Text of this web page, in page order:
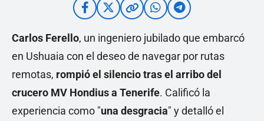
Carlos Ferello, un ingeniero jubilado que embarcó
en Ushuaia con el deseo de navegar por rutas
remotas, rompió el silencio tras el arribo del
crucero MV Hondius a Tenerife. Calificó la
experiencia como "una desgracia" y detalló el